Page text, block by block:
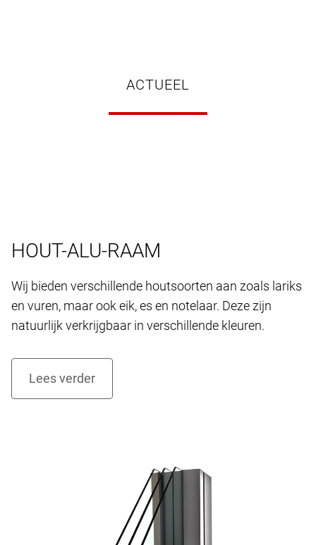
ACTUEEL
HOUT-ALU-RAAM
Wij bieden verschillende houtsoorten aan zoals lariks
en vuren, maar ook eik, es en notelaar. Deze zijn
natuurlijk verkrijgbaar in verschillende kleuren.